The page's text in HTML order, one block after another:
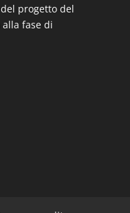
progetto del
fase di